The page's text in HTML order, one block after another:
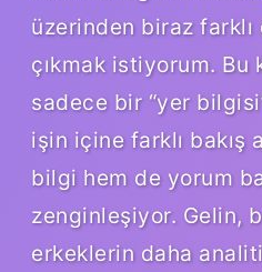
üzerinden biraz farklı
çıkmak istiyorum. Bu
sadece bir “yer
işin içine farklı bakış
bilgi hem de yorum
zenginleşiyor. Gelin,
erkeklerin daha